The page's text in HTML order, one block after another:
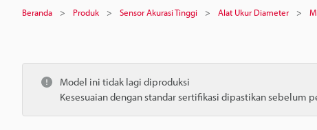
Beranda Produk Sensor Akurasi Tinggi Alat Ukur Diameter
Model ini tidak lagi diproduksi
Kesesuaian dengan standar sertifikasi dipastikan sebelum